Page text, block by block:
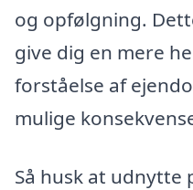
og opfølgning.
give dig en mere
forståelse af
mulige
Så husk at udnytte